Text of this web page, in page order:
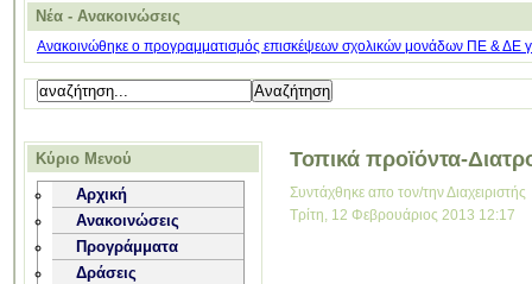
Νέα - Ανακοινώσεις
Ανακοινώθηκε ο προγραμματισμός επισκέψεων σχολικών μονάδων ΠΕ & ΔΕ
Κύριο Μενού
Αρχική
Ανακοινώσεις
Προγράμματα
Δράσεις
Τοπικά προϊόντα-
Συντάχθηκε απο τον/την Διαχειριστής
Τρίτη, 12 Φεβρουάριος 2013 12:17